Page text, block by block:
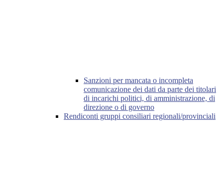
Sanzioni per mancata o incompleta
comunicazione dei dati da parte dei titolari
di incarichi politici, di amministrazione, di
direzione o di governo
Rendiconti gruppi consiliari regionali/provinciali